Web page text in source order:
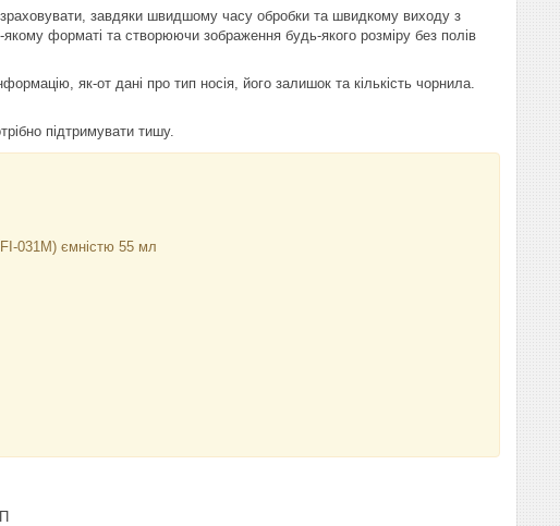
завдяки швидшому часу обробки та швидкому виходу з
форматі та створюючи зображення будь-якого розміру без полів
як-от дані про тип носія, його залишок та кількість чорнила.
підтримувати тишу.
031M) ємністю 55 мл